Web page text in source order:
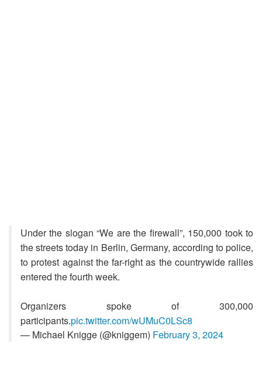
Under the slogan “We are the firewall”, 150,000 took to
the streets today in Berlin, Germany, according to police,
to protest against the far-right as the countrywide rallies
entered the fourth week.
Organizers spoke of 300,000
participants.pic.twitter.com/wUMuC0LSc8
— Michael Knigge (@kniggem) February 3, 2024